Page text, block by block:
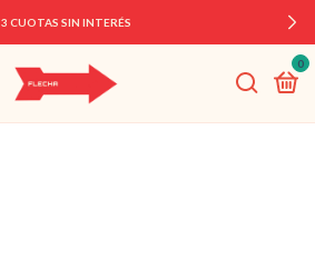
3 CUOTAS SIN INTERÉS
0